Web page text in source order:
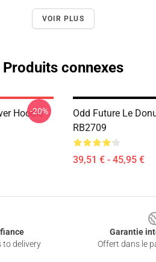
VOIR PLUS
Produits connexes
Hoodie
-20%
Odd Future Le
RB2709
39,51 € - 45,95 €
to delivery
Garantie
Offert dans le